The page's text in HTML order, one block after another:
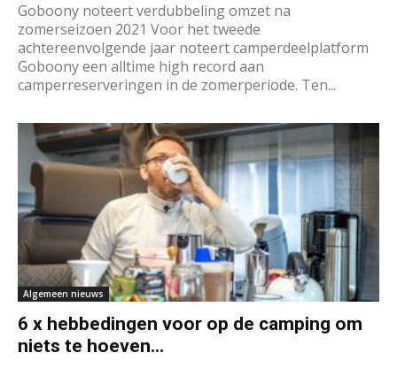
Goboony noteert verdubbeling omzet na
zomerseizoen 2021 Voor het tweede
achtereenvolgende jaar noteert camperdeelplatform
Goboony een alltime high record aan
camperreserveringen in de zomerperiode. Ten...
Algemeen nieuws
6 x hebbedingen voor op de camping om
niets te hoeven...